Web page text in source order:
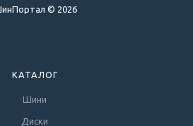
© 2026
КАТАЛОГ
Шини
Диски